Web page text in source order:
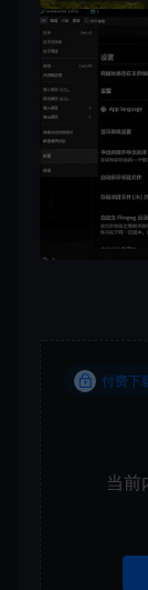
付费下
当前